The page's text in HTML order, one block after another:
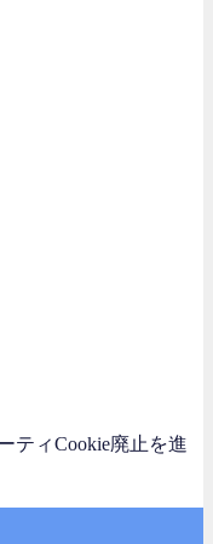
ティCookie廃止を進